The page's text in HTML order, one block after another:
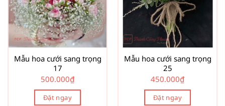
Mẫu hoa cưới sang trọng
17
500.000₫
Đặt ngay
Mẫu hoa cưới sang trọng
25
450.000₫
Đặt ngay